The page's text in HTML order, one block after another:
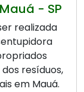
- SP
realizada
resíduos,
em Mauá.